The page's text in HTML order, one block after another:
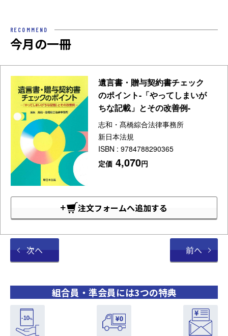
組合員・準会員には3つの特典
RECOMMEND
今月の一冊
遺言書・贈与契約書チェック
のポイント-「やってしまいが
ちな記載」とその改善例-
志和・髙橋綜合法律事務所
新日本法規
ISBN : 9784788290365
定価4,070円
注文フォームへ追加する
次へ 前へ